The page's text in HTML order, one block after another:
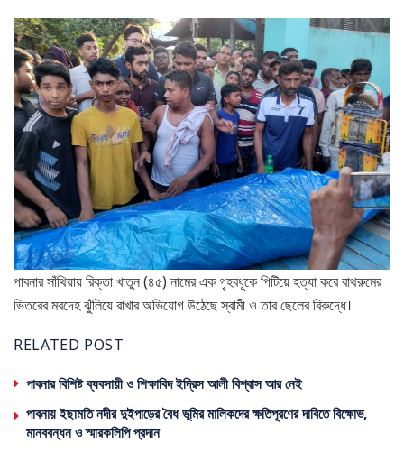
পাবনার সাঁথিয়ায় রিক্তা খাতুন (৪৫) নামের এক গৃহবধূকে পিটিয়ে হত্যা করে বাথরুমের
ভিতরের মরদেহ ঝুঁলিয়ে রাখার অভিযোগ উঠেছে স্বামী ও তার ছেলের বিরুদ্ধে।
RELATED POST
পাবনার বিশিষ্ট ব্যবসায়ী ও শিক্ষাবিদ ইদ্রিস আলী বিশ্বাস আর নেই
পাবনায় ইছামতি নদীর দুইপাড়ের বৈধ ভূমির মালিকদের ক্ষতিপূরণের দাবিতে বিক্ষোভ,
মানববন্ধন ও স্মারকলিপি প্রদান